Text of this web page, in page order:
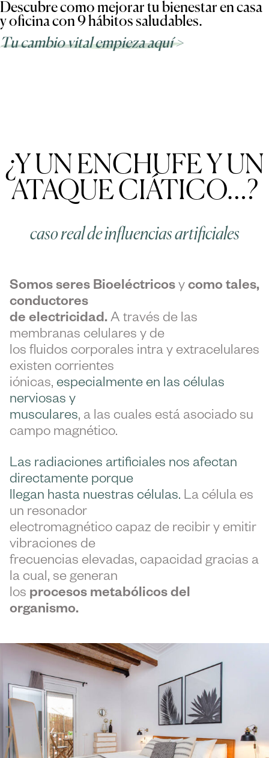
Descubre como mejorar tu bienestar en casa
y oficina con 9 hábitos saludables.
Tu cambio vital empieza aquí >
¿Y UN ENCHUFE Y UN
ATAQUE CIÁTICO…?
caso real de influencias artificiales
Somos seres Bioeléctricos y como tales,
conductores
de electricidad. A través de las
membranas celulares y de
los fluidos corporales intra y extracelulares
existen corrientes
iónicas, especialmente en las células
nerviosas y
musculares, a las cuales está asociado su
campo magnético.
Las radiaciones artificiales nos afectan
directamente porque
llegan hasta nuestras células. La célula es
un resonador
electromagnético capaz de recibir y emitir
vibraciones de
frecuencias elevadas, capacidad gracias a
la cual, se generan
los procesos metabólicos del
organismo.